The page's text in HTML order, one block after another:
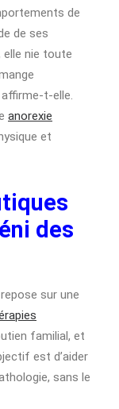
de
de ses
elle nie toute
t-elle.
anorexie
et
des
sur une
familial, et
est d’aider
sans le